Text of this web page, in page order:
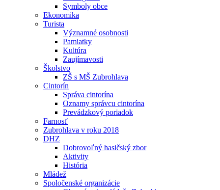
Symboly obce
Ekonomika
Turista
Významné osobnosti
Pamiatky
Kultúra
Zaujímavosti
Školstvo
ZŠ s MŠ Zubrohlava
Cintorín
Správa cintorína
Oznamy správcu cintorína
Prevádzkový poriadok
Farnosť
Zubrohlava v roku 2018
DHZ
Dobrovoľný hasičský zbor
Aktivity
História
Mládež
Spoločenské organizácie